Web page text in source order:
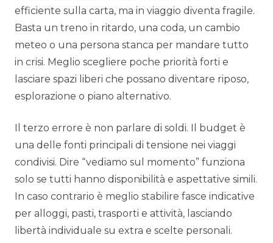
efficiente sulla carta, ma in viaggio diventa fragile.
Basta un treno in ritardo, una coda, un cambio
meteo o una persona stanca per mandare tutto
in crisi. Meglio scegliere poche priorità forti e
lasciare spazi liberi che possano diventare riposo,
esplorazione o piano alternativo.
Il terzo errore è non parlare di soldi. Il budget è
una delle fonti principali di tensione nei viaggi
condivisi. Dire “vediamo sul momento” funziona
solo se tutti hanno disponibilità e aspettative simili.
In caso contrario è meglio stabilire fasce indicative
per alloggi, pasti, trasporti e attività, lasciando
libertà individuale su extra e scelte personali.